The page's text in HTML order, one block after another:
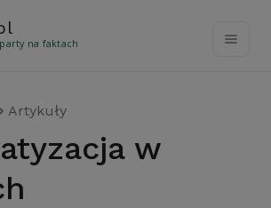
na faktach
Artykuły